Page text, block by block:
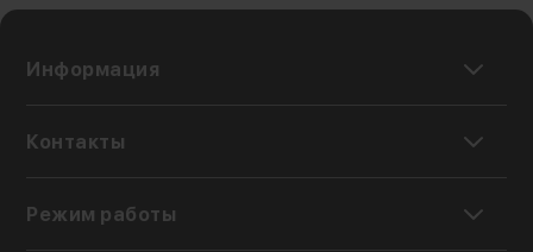
Информация
Контакты
Режим работы